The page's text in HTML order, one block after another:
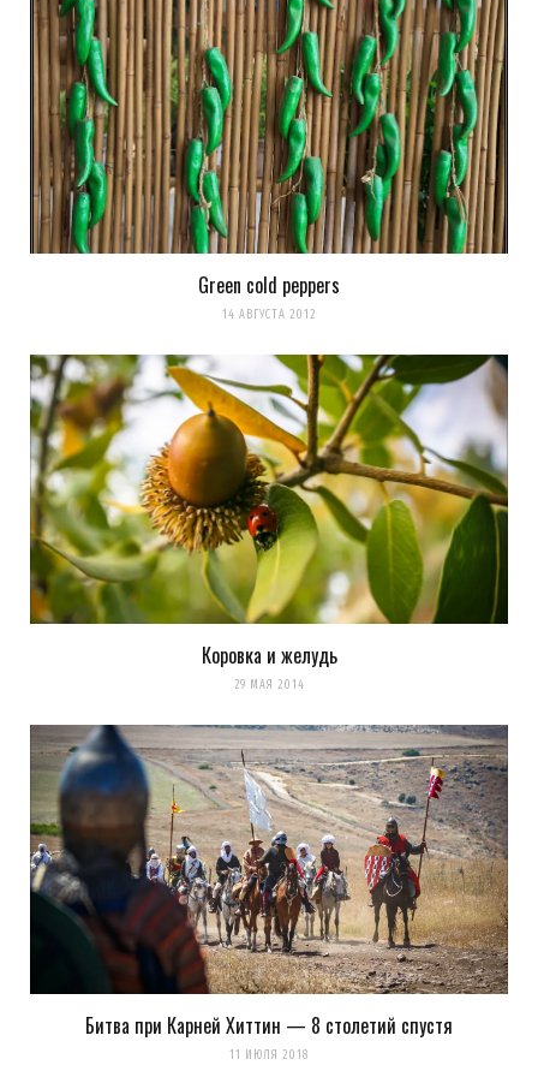
Green cold peppers
14 АВГУСТА 2012
Коровка и желудь
29 МАЯ 2014
Битва при Карней Хиттин — 8 столетий спустя
11 ИЮЛЯ 2018